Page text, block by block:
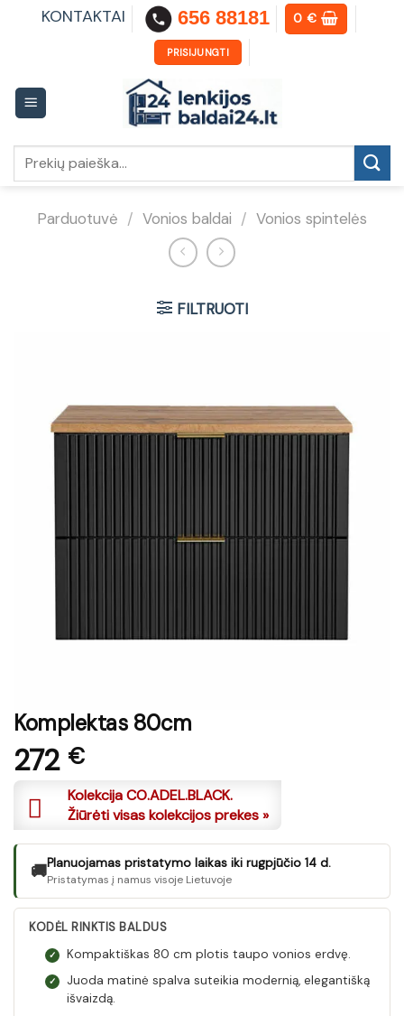
KONTAKTAI 656 88181 0€
PRISIJUNGTI
Parduotuvė / Vonios baldai / Vonios spintelės
FILTRUOTI
Komplektas 80cm
272 €
Kolekcija CO.ADEL.BLACK.
Žiūrėti visas kolekcijos prekes »
🚚Planuojamas pristatymo laikas iki rugpjūčio 14 d.
Pristatymas į namus visoje Lietuvoje
KODĖL RINKTIS BALDUS
✓ Kompaktiškas 80 cm plotis taupo vonios erdvę.
✓
Juoda matinė spalva suteikia modernią, elegantišką
išvaizdą.